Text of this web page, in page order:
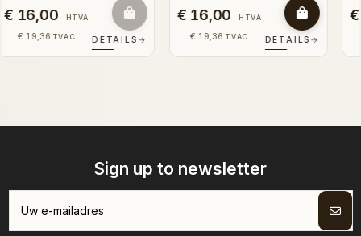
€ 16,00 HTVA
€ 19,36 TVAC DÉTAILS
€ 16,00 HTVA
€ 19,36 TVAC DÉTAILS
Sign up to newsletter